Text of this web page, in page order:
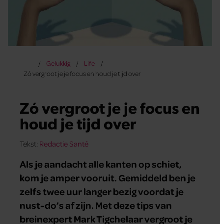
Gelukkig
Life
Zó vergroot je je focus en houd je tijd over
Zó vergroot je je focus en
houd je tijd over
Tekst: Redactie Santé
Als je aandacht alle kanten op schiet,
kom je amper vooruit. Gemiddeld ben je
zelfs twee uur langer bezig voordat je
nust-do’s af zijn. Met deze tips van
breinexpert Mark Tigchelaar vergroot je